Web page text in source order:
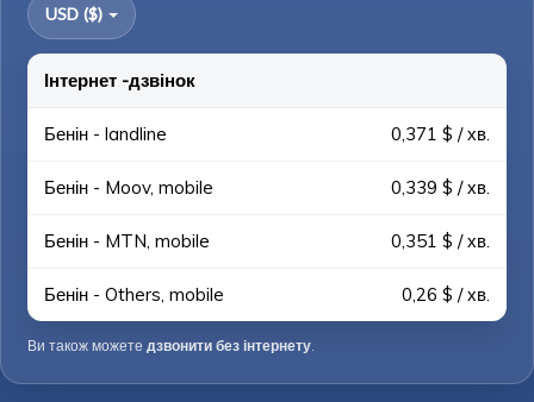
USD ($)
Інтернет -дзвінок
Бенін - landline 0,371 $ / хв.
Бенін - Moov, mobile 0,339 $ / хв.
Бенін - MTN, mobile 0,351 $ / хв.
Бенін - Others, mobile 0,26 $ / хв.
Ви також можете дзвонити без інтернету.